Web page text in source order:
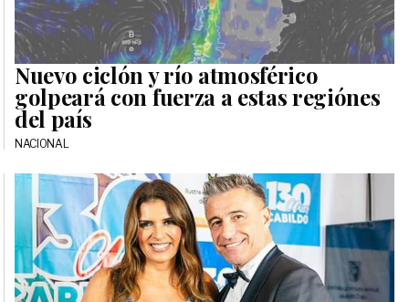
Nuevo ciclón y río atmosférico
golpeará con fuerza a estas regiónes
del país
NACIONAL